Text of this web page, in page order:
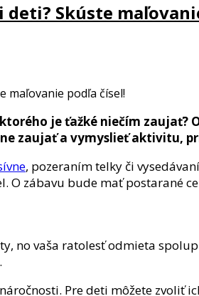
deti? Skúste
je ťažké niečím zaujať?
zaujať a vymyslieť aktivitu,
, pozeraním telky či
O zábavu bude mať postarané
no vaša ratolesť odmieta
Pre deti môžete